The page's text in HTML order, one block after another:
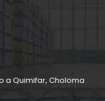
a Quimifar, Choloma